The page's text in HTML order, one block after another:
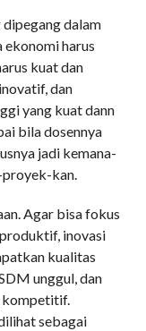
dipegang dalam
ekonomi harus
kuat dan
dan
yang kuat dann
bila dosennya
jadi kemana-
kan.
Agar bisa fokus
inovasi
kualitas
unggul, dan
kompetitif.
sebagai